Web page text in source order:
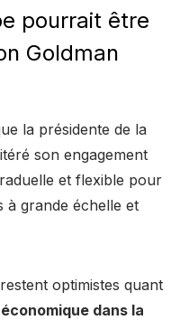
pourrait être
Goldman
la présidente de la
son engagement
et flexible pour
à grande échelle et
optimistes quant
dans la